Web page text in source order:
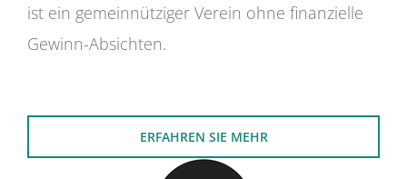
ist ein gemeinnütziger Verein ohne finanzielle
Gewinn-Absichten.
ERFAHREN SIE MEHR